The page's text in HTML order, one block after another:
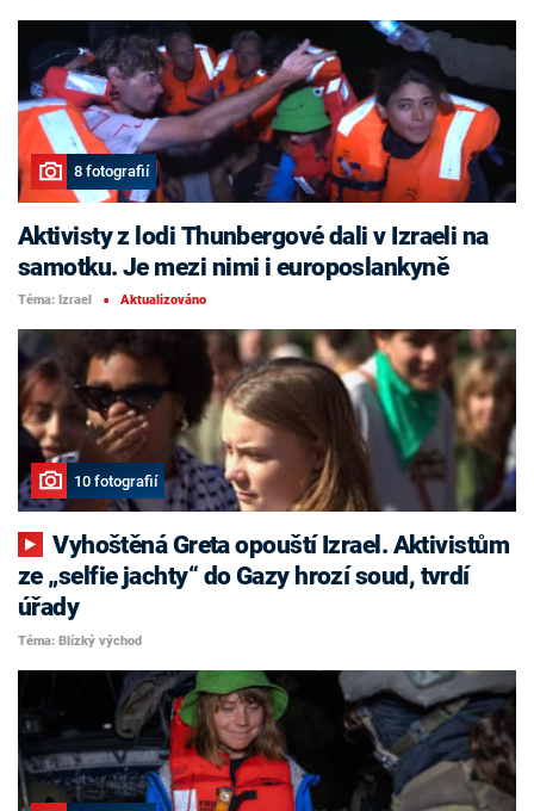
8 fotografií
Aktivisty z lodi Thunbergové dali v Izraeli na
samotku. Je mezi nimi i europoslankyně
Téma: Izrael ■ Aktualizováno
10 fotografií
Vyhoštěná Greta opouští Izrael. Aktivistům
ze „selfie jachty“ do Gazy hrozí soud, tvrdí
úřady
Téma: Blízký východ